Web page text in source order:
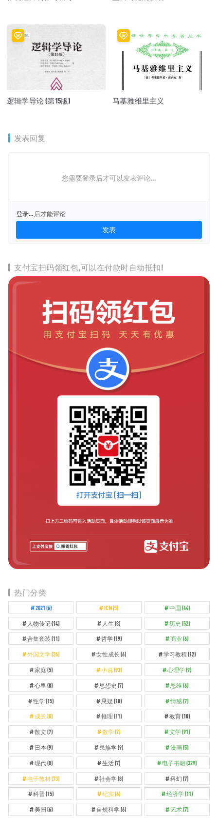
逻辑学导论 (第15版) 马基雅维里主义
发表回复
您需要登录后才可以发表评论...
登录... 后才能评论
支付宝扫码领红包,可以在付款时自动抵扣!
热门分类
2021 (6) ICM(5) 中国 (44)
人物传记 (14) 人生 (8) 历史 (52)
合集套装 (11) 哲学(19) 商业 (6)
外国文学(26) 女性成长 (6) 学习教程 (12)
家庭 (5) 小说(93) 心理学(9)
心里 (8) 思想史 (7) 思维(6)
性学(15) 悬疑 (10) 情感(7)
成长 (8) 推理 (11) 教育(10)
散文 (7) 数学(7) 文学(91)
日本(9) 民族学(9) 漫画(5)
现代 (8) 生活(7) 电子书籍(329)
电子教材(73) 社会学(8) 科幻 (7)
科普(15) 纪实(6) 经济学(11)
美国 (6) 自然科学(6) 艺术(7)